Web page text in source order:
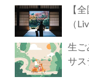
【
（
生ご
サス